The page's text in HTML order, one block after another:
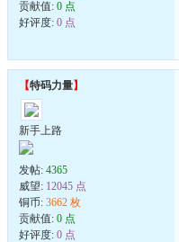
贡献值: 0 点
好评度: 0 点
【特码力量】
新手上路
发帖: 4365
威望: 12045 点
铜币: 3662 枚
贡献值: 0 点
好评度: 0 点